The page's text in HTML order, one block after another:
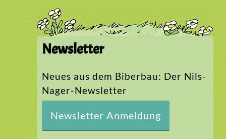
Newsletter
Neues aus dem Biberbau: Der Nils-
Nager-Newsletter
Newsletter Anmeldung